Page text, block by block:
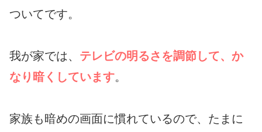
ついてです。
我が家では、 テレビの明るさを調節して、か
なり暗くしています。
家族も暗めの画面に慣れているので、たまに